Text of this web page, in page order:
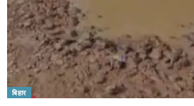
बिहार